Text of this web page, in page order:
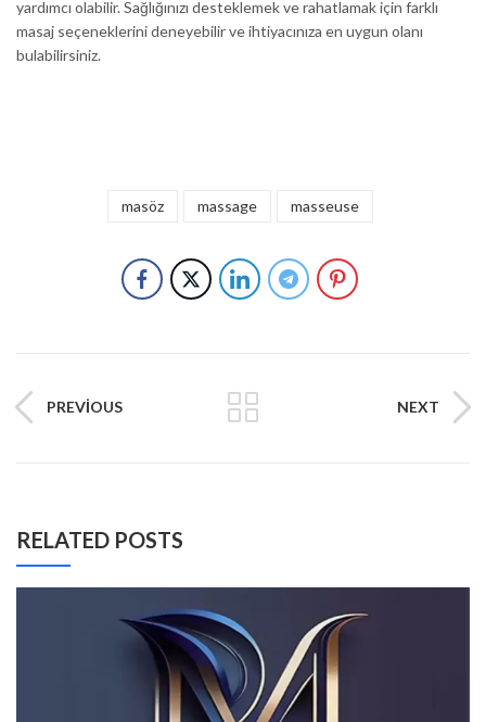
yardımcı olabilir. Sağlığınızı desteklemek ve rahatlamak için farklı
masaj seçeneklerini deneyebilir ve ihtiyacınıza en uygun olanı
bulabilirsiniz.
masöz massage masseuse
PREVIOUS NEXT
RELATED POSTS